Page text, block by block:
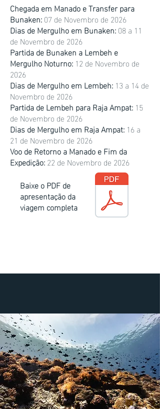
Chegada em Manado e Transfer para
Bunaken:07 de Novembro de 2026
Dias de Mergulho em Bunaken:08 a 11
de Novembro de 2026
Partida de Bunaken a Lembeh e
Mergulho Noturno: 12 de Novembro de
2026
Dias de Mergulho em Lembeh: 13 a 14 de
Novembro de 2026
Partida de Lembeh para Raja Ampat: 15
de Novembro de 2026
Dias de Mergulho em Raja Ampat: 16 a
21 de Novembro de 2026
Voo de Retorno a Manado e Fim da
Expedição:22 de Novembro de 2026
Baixe o PDF de
apresentação da
viagem completa